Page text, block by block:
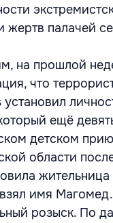
жертв палачей
на прошлой
что
установил
ещё
детском
области
имя
розыск. По